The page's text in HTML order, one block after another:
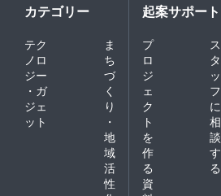
カテゴリー
テク
ノロ
ジー
・ガ
ジェ
ット
ま
ち
づ
く
り
・
地
域
活
性
起案サポート
プ
ロ
ジ
ェ
ク
ト
を
作
る
ス
タ
ッ
フ
に
相
談
す
る
資